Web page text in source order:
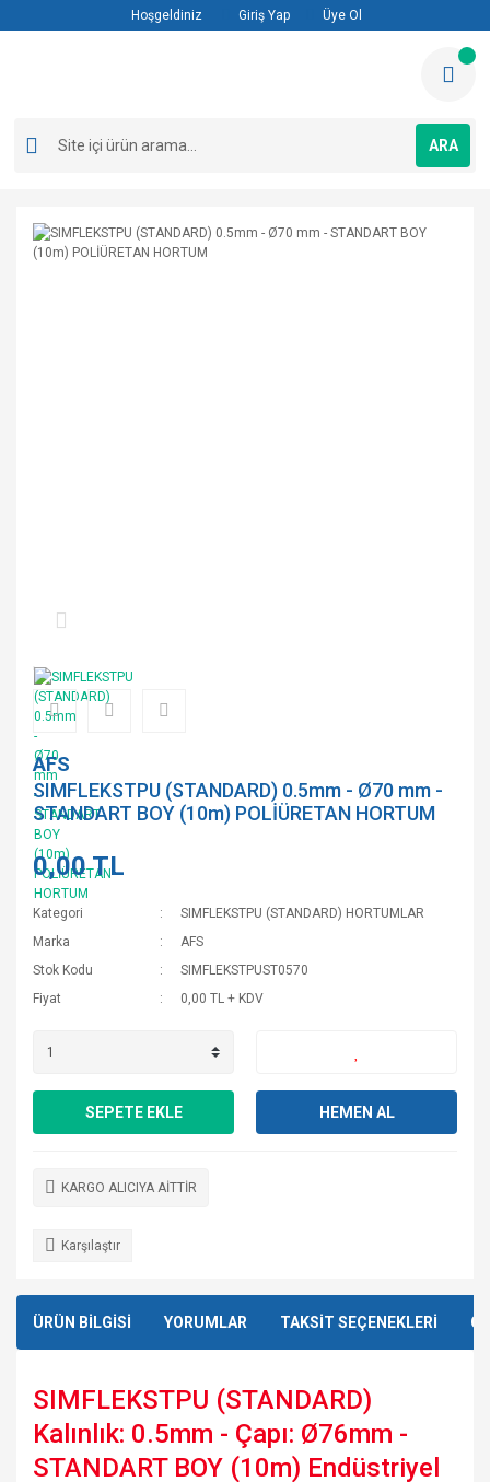
Hoşgeldiniz Giriş Yap Üye Ol
ARA
AFS
SIMFLEKSTPU (STANDARD) 0.5mm - Ø70 mm -
STANDART BOY (10m) POLİÜRETAN HORTUM
0,00 TL
Kategori
SIMFLEKSTPU (STANDARD) HORTUMLAR
Marka
AFS
Stok Kodu
SIMFLEKSTPUST0570
Fiyat
0,00 TL + KDV
SEPETE EKLE HEMEN AL
KARGO ALICIYA AİTTİR
Karşılaştır
ÜRÜN BİLGİSİ YORUMLAR TAKSİT SEÇENEKLERİ
SIMFLEKSTPU (STANDARD)
Kalınlık: 0.5mm - Çapı: Ø76mm -
STANDART BOY (10m) Endüstriyel